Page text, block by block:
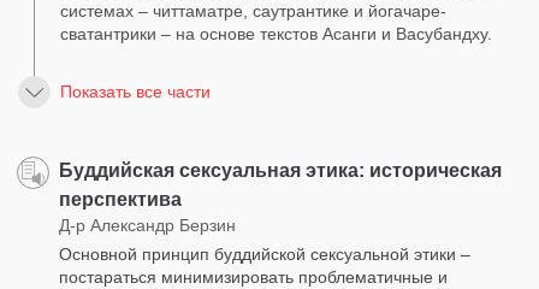
системах – читтаматре, саутрантике и йогачаре-
сватантрики – на основе текстов Асанги и Васубандху.
Показать все части
Буддийская сексуальная этика: историческая
перспектива
Д-р Александр Берзин
Основной принцип буддийской сексуальной этики –
постараться минимизировать проблематичные и